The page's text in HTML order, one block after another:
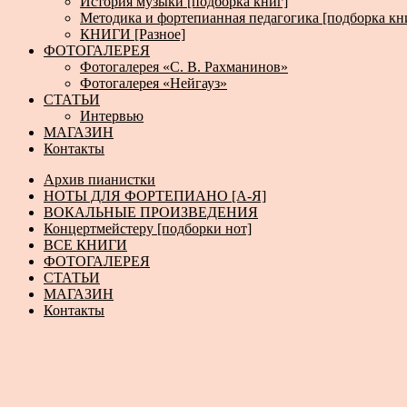
Методика и фортепианная педагогика [подборка
КНИГИ [Разное]
ФОТОГАЛЕРЕЯ
Фотогалерея «С. В. Рахманинов»
Фотогалерея «Нейгауз»
СТАТЬИ
Интервью
МАГАЗИН
Контакты
Архив пианистки
НОТЫ ДЛЯ ФОРТЕПИАНО [А-Я]
ВОКАЛЬНЫЕ ПРОИЗВЕДЕНИЯ
Концертмейстеру [подборки нот]
ВСЕ КНИГИ
ФОТОГАЛЕРЕЯ
СТАТЬИ
МАГАЗИН
Контакты